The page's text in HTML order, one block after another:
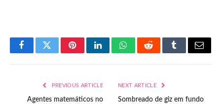
FacebookTwitterPinterestLinkedInWhatsAppRedditTumblrEmail
PREVIOUS ARTICLE
Agentes matemáticos no
NEXT ARTICLE
Sombreado de giz em fundo